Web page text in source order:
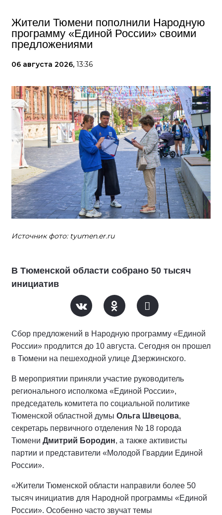
Жители Тюмени пополнили Народную
программу «Единой России» своими
предложениями
06 августа 2026, 13:36
Источник фото: tyumen.er.ru
В Тюменской области собрано 50 тысяч
инициатив
Сбор предложений в Народную программу «Единой
России» продлится до 10 августа. Сегодня он прошел
в Тюмени на пешеходной улице Дзержинского.
В мероприятии приняли участие руководитель
регионального исполкома «Единой России»,
председатель комитета по социальной политике
Тюменской областной думы Ольга Швецова,
секретарь первичного отделения № 18 города
Тюмени Дмитрий Бородин, а также активисты
партии и представители «Молодой Гвардии Единой
России».
«Жители Тюменской области направили более 50
тысяч инициатив для Народной программы «Единой
России». Особенно часто звучат темы